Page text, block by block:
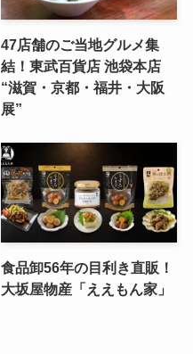
47店舗のご当地グルメ集
結！東武百貨店 池袋本店
“滋賀・京都・福井・大阪
展”
食品卸56年の目利き直販！
大坂屋物産「ええもん家」